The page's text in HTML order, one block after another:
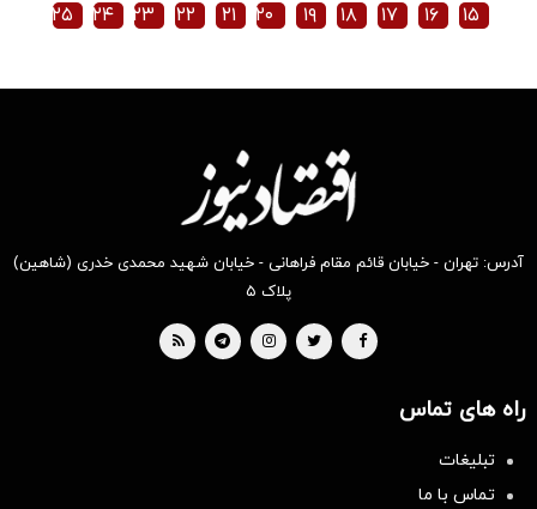
۱۵ ۱۶ ۱۷ ۱۸ ۱۹ ۲۰ ۲۱ ۲۲ ۲۳ ۲۴ ۲۵
آدرس: تهران - خیابان قائم مقام فراهانی - خیابان شهید محمدی خدری (شاهین)
پلاک ۵
راه های تماس
تبلیغات
تماس با ما